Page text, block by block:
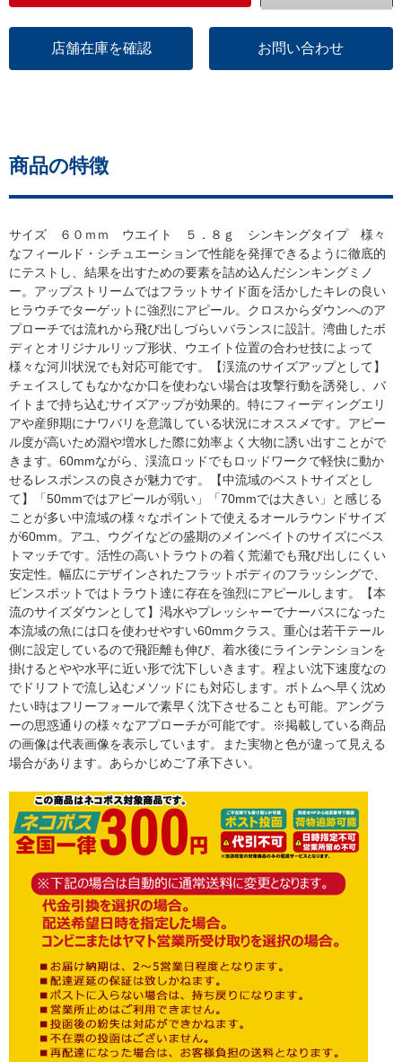
店舗在庫を確認 お問い合わせ
商品の特徴
サイズ ６０ｍｍ ウエイト ５．８ｇ シンキングタイプ 様々
なフィールド・シチュエーションで性能を発揮できるように徹底的
にテストし、結果を出すための要素を詰め込んだシンキングミノ
ー。アップストリームではフラットサイド面を活かしたキレの良い
ヒラウチでターゲットに強烈にアピール。クロスからダウンへのア
プローチでは流れから飛び出しづらいバランスに設計。湾曲したボ
ディとオリジナルリップ形状、ウエイト位置の合わせ技によって
様々な河川状況でも対応可能です。【渓流のサイズアップとして】
チェイスしてもなかなか口を使わない場合は攻撃行動を誘発し、バ
イトまで持ち込むサイズアップが効果的。特にフィーディングエリ
アや産卵期にナワバリを意識している状況にオススメです。アピー
ル度が高いため淵や増水した際に効率よく大物に誘い出すことがで
きます。60mmながら、渓流ロッドでもロッドワークで軽快に動か
せるレスポンスの良さが魅力です。【中流域のベストサイズとし
て】「50mmではアピールが弱い」「70mmでは大きい」と感じる
ことが多い中流域の様々なポイントで使えるオールラウンドサイズ
が60mm。アユ、ウグイなどの盛期のメインベイトのサイズにベス
トマッチです。活性の高いトラウトの着く荒瀬でも飛び出しにくい
安定性。幅広にデザインされたフラットボディのフラッシングで、
ピンスポットではトラウト達に存在を強烈にアピールします。【本
流のサイズダウンとして】渇水やプレッシャーでナーバスになった
本流域の魚には口を使わせやすい60mmクラス。重心は若干テール
側に設定しているので飛距離も伸び、着水後にラインテンションを
掛けるとやや水平に近い形で沈下しいきます。程よい沈下速度なの
でドリフトで流し込むメソッドにも対応します。ボトムへ早く沈め
たい時はフリーフォールで素早く沈下させることも可能。アングラ
ーの思惑通りの様々なアプローチが可能です。※掲載している商品
の画像は代表画像を表示しています。また実物と色が違って見える
場合があります。あらかじめご了承下さい。